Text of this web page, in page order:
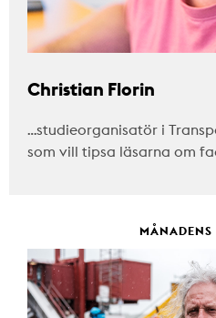
Christian Florin
…studieorganisatör i
som vill tipsa läsarna om
MÅNADENS